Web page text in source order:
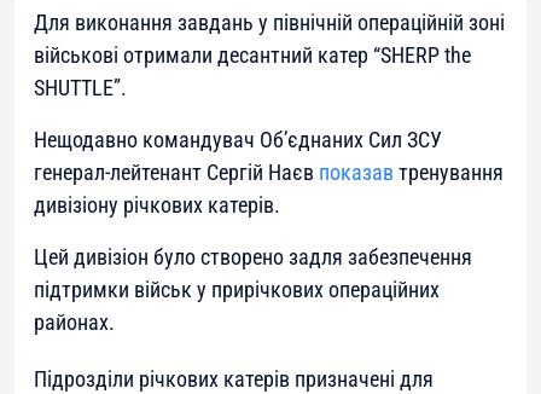
Для виконання завдань у північній операційній зоні
військові отримали десантний катер “SHERP the
SHUTTLE”.
Нещодавно командувач Об’єднаних Сил ЗСУ
генерал-лейтенант Сергій Наєв показав тренування
дивізіону річкових катерів.
Цей дивізіон було створено задля забезпечення
підтримки військ у прирічкових операційних
районах.
Підрозділи річкових катерів призначені для